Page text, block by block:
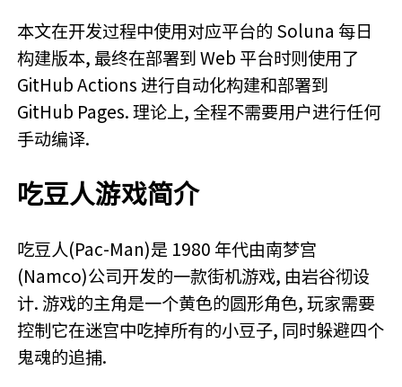
本文在开发过程中使用对应平台的 Soluna 每日
构建版本, 最终在部署到 Web 平台时则使用了
GitHub Actions 进行自动化构建和部署到
GitHub Pages. 理论上, 全程不需要用户进行任何
手动编译.
吃豆人游戏简介
吃豆人(Pac-Man)是 1980 年代由南梦宫
(Namco)公司开发的一款街机游戏, 由岩谷彻设
计. 游戏的主角是一个黄色的圆形角色, 玩家需要
控制它在迷宫中吃掉所有的小豆子, 同时躲避四个
鬼魂的追捕.